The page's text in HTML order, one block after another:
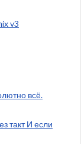
v3
всё.
такт И если